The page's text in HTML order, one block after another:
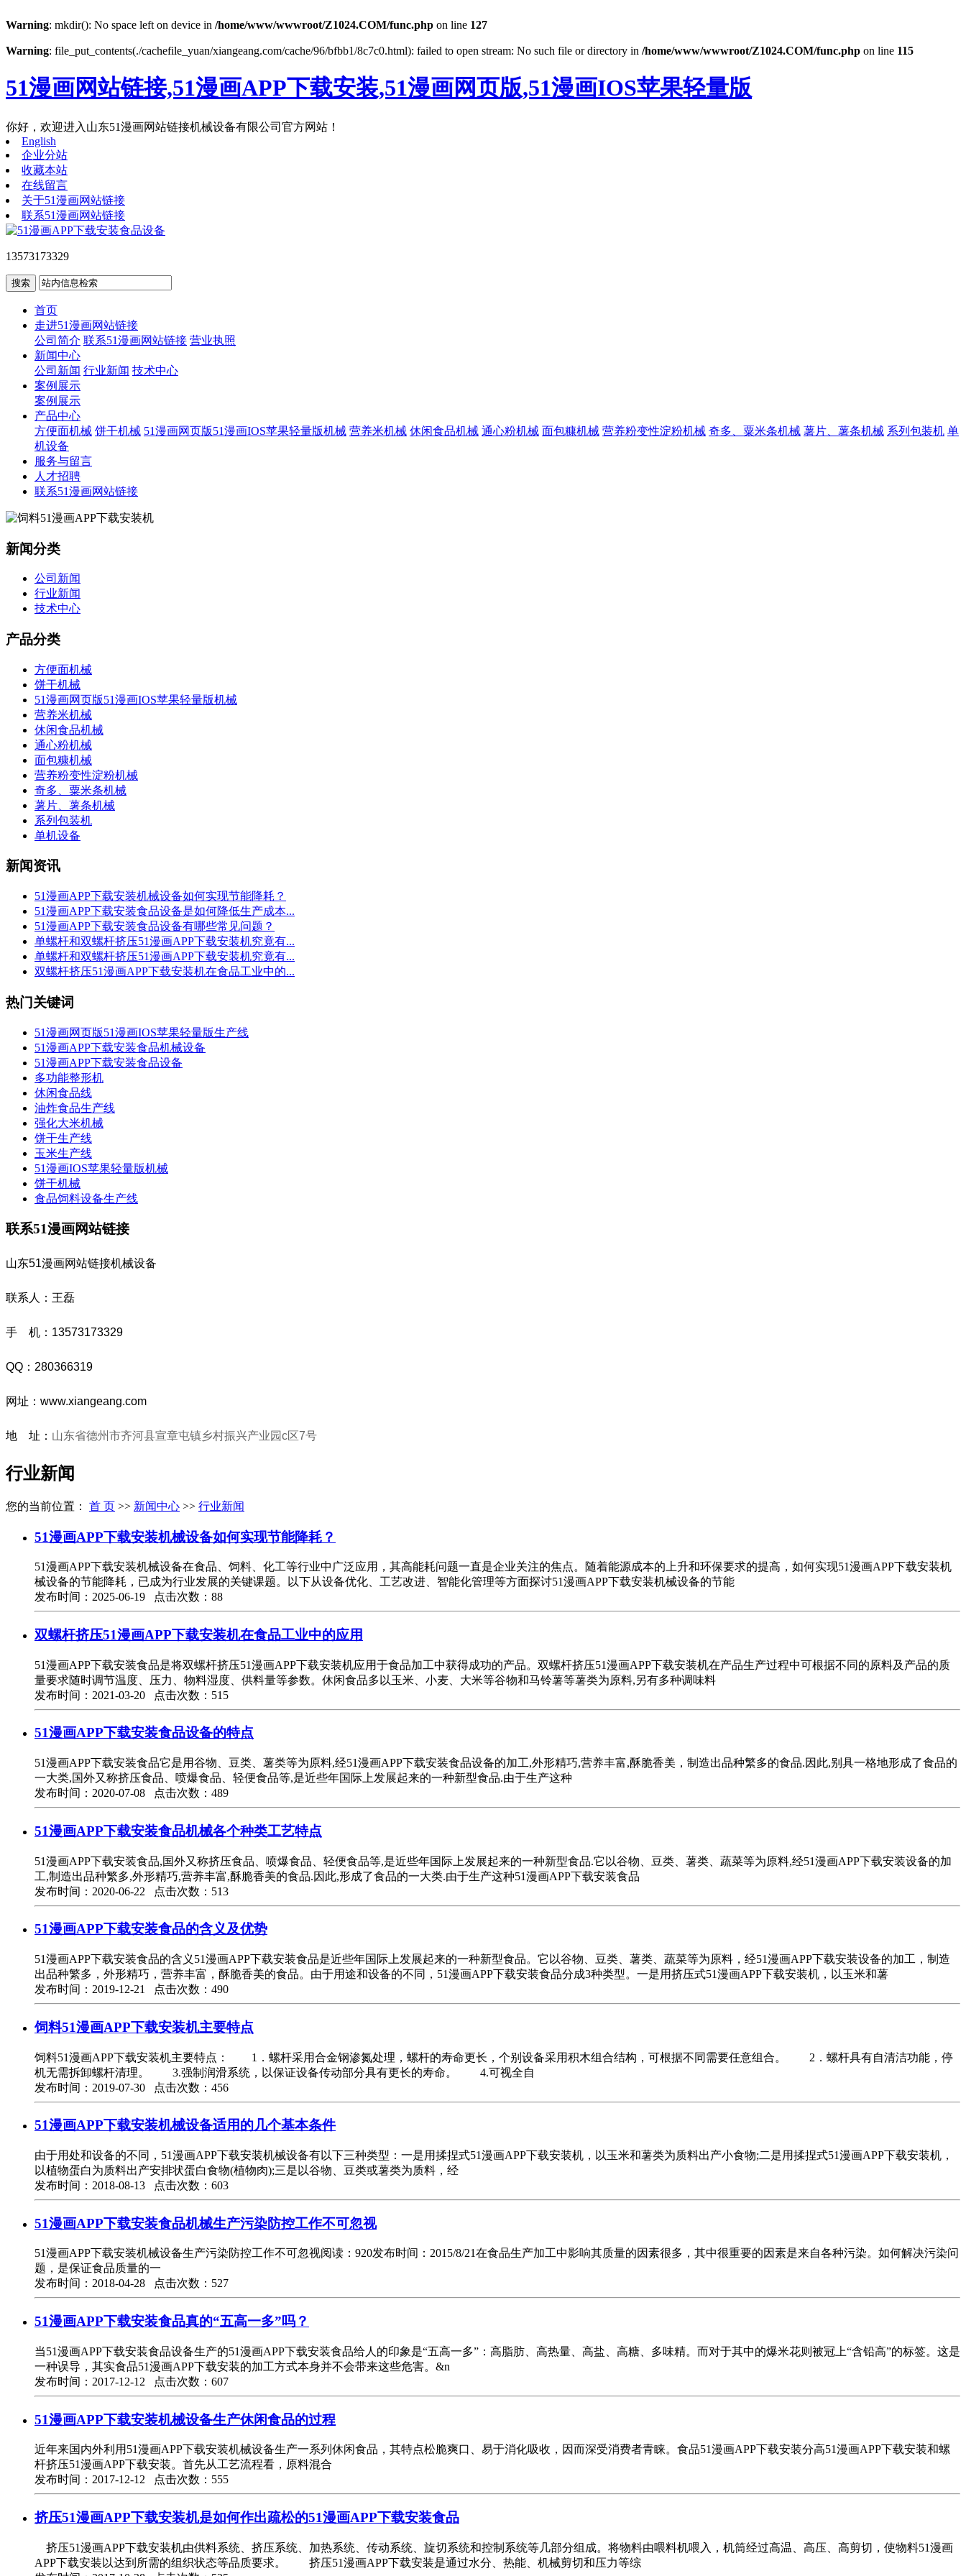
Warning: mkdir(): No space left on device in /home/www/wwwroot/Z1024.COM/func.php on line 127
Warning: file_put_contents(./cachefile_yuan/xiangeang.com/cache/96/bfbb1/8c7c0.html): failed to open stream: No such file or directory in /home/www/wwwroot/Z1024.COM/func.php on line 115
51漫画网站链接,51漫画APP下载安装,51漫画网页版,51漫画IOS苹果轻量版
你好，欢迎进入山东51漫画网站链接机械设备有限公司官方网站！
English
企业分站
收藏本站
在线留言
关于51漫画网站链接
联系51漫画网站链接
13573173329
首页
走进51漫画网站链接
公司简介 联系51漫画网站链接 营业执照
新闻中心
公司新闻 行业新闻 技术中心
案例展示
案例展示
产品中心
方便面机械 饼干机械 51漫画网页版51漫画IOS苹果轻量版机械 营养米机械 休闲食品机械 通心粉机械 面包糠机械 营养粉变性淀粉机械 奇多、粟米条机械 薯片、薯条机械 系列包装机 单
机设备
服务与留言
人才招聘
联系51漫画网站链接
新闻分类
公司新闻
行业新闻
技术中心
产品分类
方便面机械
饼干机械
51漫画网页版51漫画IOS苹果轻量版机械
营养米机械
休闲食品机械
通心粉机械
面包糠机械
营养粉变性淀粉机械
奇多、粟米条机械
薯片、薯条机械
系列包装机
单机设备
新闻资讯
51漫画APP下载安装机械设备如何实现节能降耗？
51漫画APP下载安装食品设备是如何降低生产成本...
51漫画APP下载安装食品设备有哪些常见问题？
单螺杆和双螺杆挤压51漫画APP下载安装机究竟有...
单螺杆和双螺杆挤压51漫画APP下载安装机究竟有...
双螺杆挤压51漫画APP下载安装机在食品工业中的...
热门关键词
51漫画网页版51漫画IOS苹果轻量版生产线
51漫画APP下载安装食品机械设备
51漫画APP下载安装食品设备
多功能整形机
休闲食品线
油炸食品生产线
强化大米机械
饼干生产线
玉米生产线
51漫画IOS苹果轻量版机械
饼干机械
食品饲料设备生产线
联系51漫画网站链接
山东51漫画网站链接机械设备
联系人：王磊
手 机：13573173329
QQ：280366319
网址：www.xiangeang.com
地 址： 山东省德州市齐河县宣章屯镇乡村振兴产业园c区7号
行业新闻
您的当前位置： 首 页 >> 新闻中心 >> 行业新闻
51漫画APP下载安装机械设备如何实现节能降耗？
51漫画APP下载安装机械设备在食品、饲料、化工等行业中广泛应用，其高能耗问题一直是企业关注的焦点。随着能源成本的上升和环保要求的提高，如何实现51漫画APP下载安装机
械设备的节能降耗，已成为行业发展的关键课题。以下从设备优化、工艺改进、智能化管理等方面探讨51漫画APP下载安装机械设备的节能
发布时间：2025-06-19 点击次数：88
双螺杆挤压51漫画APP下载安装机在食品工业中的应用
51漫画APP下载安装食品是将双螺杆挤压51漫画APP下载安装机应用于食品加工中获得成功的产品。双螺杆挤压51漫画APP下载安装机在产品生产过程中可根据不同的原料及产品的质
量要求随时调节温度、压力、物料湿度、供料量等参数。休闲食品多以玉米、小麦、大米等谷物和马铃薯等薯类为原料,另有多种调味料
发布时间：2021-03-20 点击次数：515
51漫画APP下载安装食品设备的特点
51漫画APP下载安装食品它是用谷物、豆类、薯类等为原料,经51漫画APP下载安装食品设备的加工,外形精巧,营养丰富,酥脆香美，制造出品种繁多的食品.因此,别具一格地形成了食品的
一大类,国外又称挤压食品、喷爆食品、轻便食品等,是近些年国际上发展起来的一种新型食品.由于生产这种
发布时间：2020-07-08 点击次数：489
51漫画APP下载安装食品机械各个种类工艺特点
51漫画APP下载安装食品,国外又称挤压食品、喷爆食品、轻便食品等,是近些年国际上发展起来的一种新型食品.它以谷物、豆类、薯类、蔬菜等为原料,经51漫画APP下载安装设备的加
工,制造出品种繁多,外形精巧,营养丰富,酥脆香美的食品.因此,形成了食品的一大类.由于生产这种51漫画APP下载安装食品
发布时间：2020-06-22 点击次数：513
51漫画APP下载安装食品的含义及优势
51漫画APP下载安装食品的含义51漫画APP下载安装食品是近些年国际上发展起来的一种新型食品。它以谷物、豆类、薯类、蔬菜等为原料，经51漫画APP下载安装设备的加工，制造
出品种繁多，外形精巧，营养丰富，酥脆香美的食品。由于用途和设备的不同，51漫画APP下载安装食品分成3种类型。一是用挤压式51漫画APP下载安装机，以玉米和薯
发布时间：2019-12-21 点击次数：490
饲料51漫画APP下载安装机主要特点
饲料51漫画APP下载安装机主要特点： 1．螺杆采用合金钢渗氮处理，螺杆的寿命更长，个别设备采用积木组合结构，可根据不同需要任意组合。 2．螺杆具有自清洁功能，停
机无需拆卸螺杆清理。 3.强制润滑系统，以保证设备传动部分具有更长的寿命。 4.可视全自
发布时间：2019-07-30 点击次数：456
51漫画APP下载安装机械设备适用的几个基本条件
由于用处和设备的不同，51漫画APP下载安装机械设备有以下三种类型：一是用揉捏式51漫画APP下载安装机，以玉米和薯类为质料出产小食物;二是用揉捏式51漫画APP下载安装机，
以植物蛋白为质料出产安排状蛋白食物(植物肉);三是以谷物、豆类或薯类为质料，经
发布时间：2018-08-13 点击次数：603
51漫画APP下载安装食品机械生产污染防控工作不可忽视
51漫画APP下载安装机械设备生产污染防控工作不可忽视阅读：920发布时间：2015/8/21在食品生产加工中影响其质量的因素很多，其中很重要的因素是来自各种污染。如何解决污染问
题，是保证食品质量的一
发布时间：2018-04-28 点击次数：527
51漫画APP下载安装食品真的“五高一多”吗？
当51漫画APP下载安装食品设备生产的51漫画APP下载安装食品给人的印象是“五高一多”：高脂肪、高热量、高盐、高糖、多味精。而对于其中的爆米花则被冠上“含铅高”的标签。这是
一种误导，其实食品51漫画APP下载安装的加工方式本身并不会带来这些危害。&n
发布时间：2017-12-12 点击次数：607
51漫画APP下载安装机械设备生产休闲食品的过程
近年来国内外利用51漫画APP下载安装机械设备生产一系列休闲食品，其特点松脆爽口、易于消化吸收，因而深受消费者青睐。食品51漫画APP下载安装分高51漫画APP下载安装和螺
杆挤压51漫画APP下载安装。首先从工艺流程看，原料混合
发布时间：2017-12-12 点击次数：555
挤压51漫画APP下载安装机是如何作出疏松的51漫画APP下载安装食品
挤压51漫画APP下载安装机由供料系统、挤压系统、加热系统、传动系统、旋切系统和控制系统等几部分组成。将物料由喂料机喂入，机筒经过高温、高压、高剪切，使物料51漫画
APP下载安装以达到所需的组织状态等品质要求。 挤压51漫画APP下载安装是通过水分、热能、机械剪切和压力等综